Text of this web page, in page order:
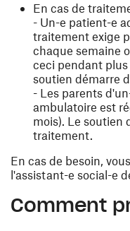
En cas de
- Un-e patient-e
traitement exige
chaque semaine
ceci pendant plus
soutien démarre
- Les parents
ambulatoire est
mois). Le soutien
traitement.
En cas de besoin,
l'assistant-e social-e
Comment